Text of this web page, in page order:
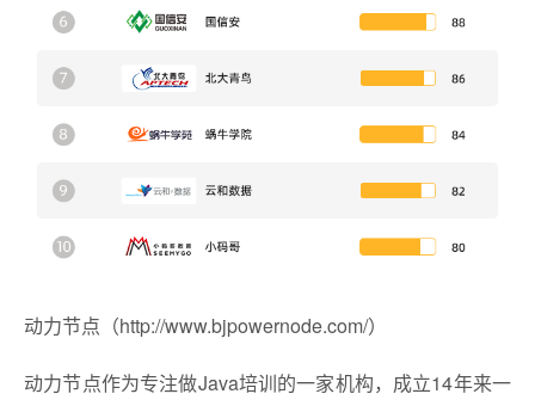
动力节点（http://www.bjpowernode.com/）
动力节点作为专注做Java培训的一家机构，成立14年来一